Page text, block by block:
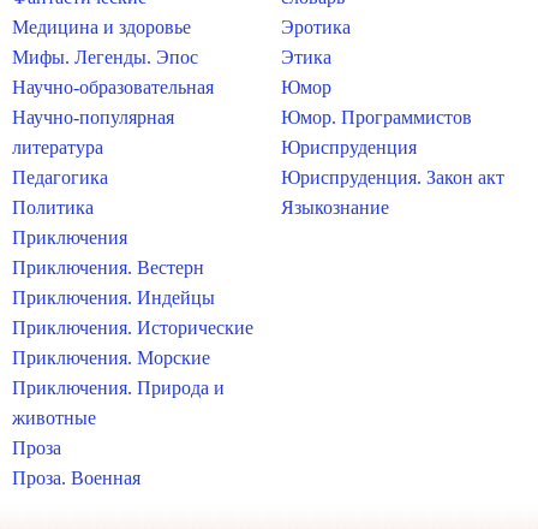
Медицина и здоровье
Мифы. Легенды. Эпос
Научно-образовательная
Научно-популярная
литература
Педагогика
Политика
Приключения
Приключения. Вестерн
Приключения. Индейцы
Приключения. Исторические
Приключения. Морские
Приключения. Природа и
животные
Проза
Проза. Военная
Эротика
Этика
Юмор
Юмор. Программистов
Юриспруденция
Юриспруденция. Закон акт
Языкознание